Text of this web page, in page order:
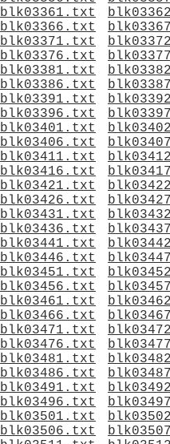
blk03361.txt
blk03366.txt
blk03371.txt
blk03376.txt
blk03381.txt
blk03386.txt
blk03391.txt
blk03396.txt
blk03401.txt
blk03406.txt
blk03411.txt
blk03416.txt
blk03421.txt
blk03426.txt
blk03431.txt
blk03436.txt
blk03441.txt
blk03446.txt
blk03451.txt
blk03456.txt
blk03461.txt
blk03466.txt
blk03471.txt
blk03476.txt
blk03481.txt
blk03486.txt
blk03491.txt
blk03496.txt
blk03501.txt
blk03506.txt